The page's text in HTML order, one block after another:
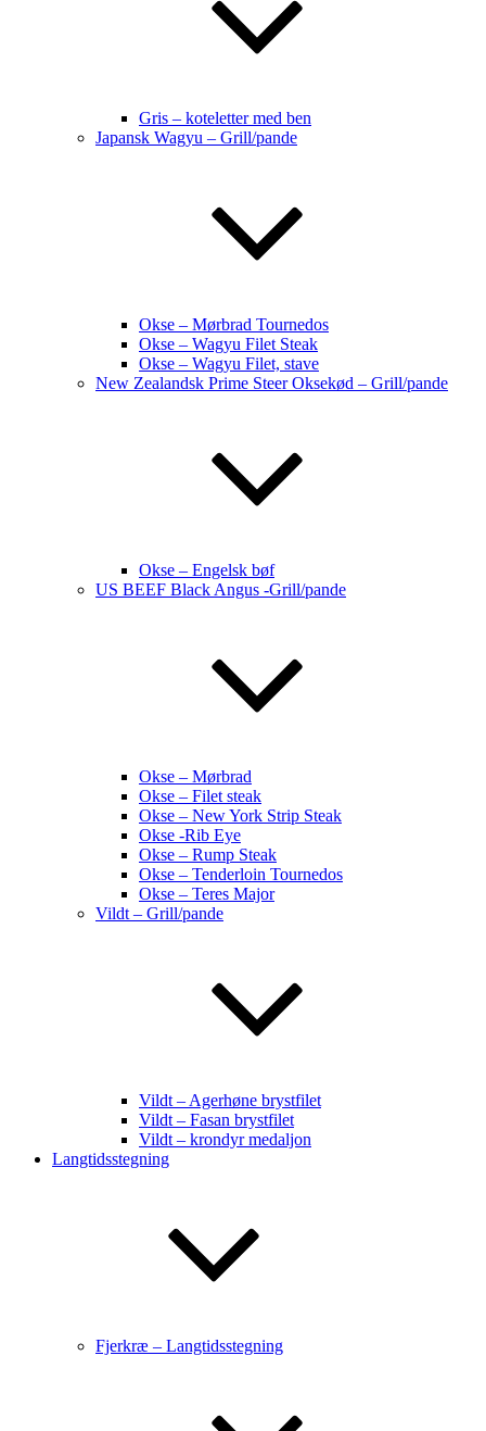
Gris – koteletter med ben
Japansk Wagyu – Grill/pande
Okse – Mørbrad Tournedos
Okse – Wagyu Filet Steak
Okse – Wagyu Filet, stave
New Zealandsk Prime Steer Oksekød – Grill/pande
Okse – Engelsk bøf
US BEEF Black Angus -Grill/pande
Okse – Mørbrad
Okse – Filet steak
Okse – New York Strip Steak
Okse -Rib Eye
Okse – Rump Steak
Okse – Tenderloin Tournedos
Okse – Teres Major
Vildt – Grill/pande
Vildt – Agerhøne brystfilet
Vildt – Fasan brystfilet
Vildt – krondyr medaljon
Langtidsstegning
Fjerkræ – Langtidsstegning